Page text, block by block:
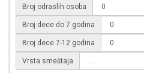
Broj odraslih osoba
Broj dece do 7 godina
Broj dece 7-12 godina
Vrsta smeštaja